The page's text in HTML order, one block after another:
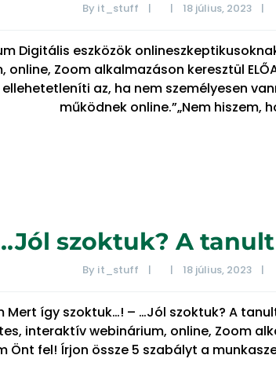
By it_stuff | | 18 július, 2023 |
eszközök onlineszkeptikusoknak
Zoom alkalmazáson keresztül
az, ha nem személyesen
működnek online.”„Nem hiszem,
szoktuk? A
By it_stuff | | 18 július, 2023 |
Mert így szoktuk…! – …Jól szoktuk? A
interaktív webinárium, online, Zoom
Önt fel! Írjon össze 5 szabályt a